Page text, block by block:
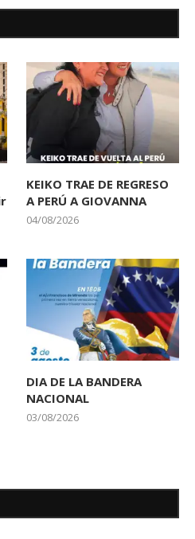
KEIKO TRAE DE REGRESO
A PERÚ A GIOVANNA
04/08/2026
DIA DE LA BANDERA
NACIONAL
03/08/2026